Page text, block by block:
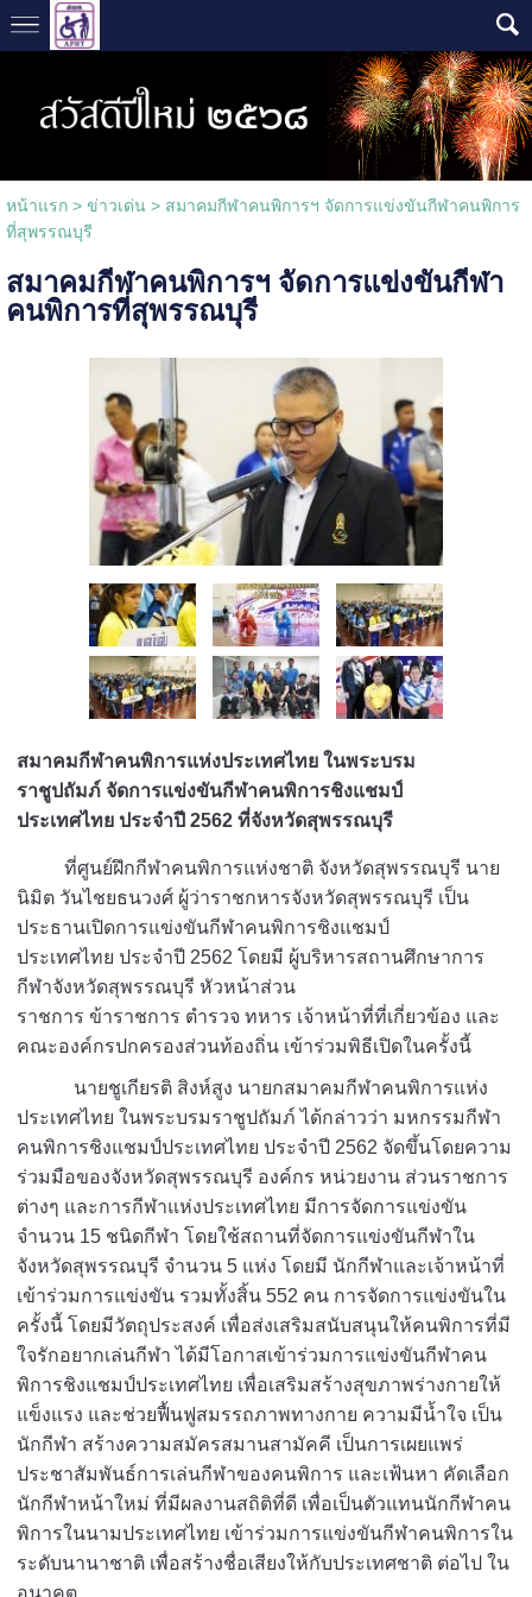
หน้าแรก> ข่าวเด่น > สมาคมกีฬาคนพิการฯ จัดการแข่งขันกีฬาคนพิการ
ที่สุพรรณบุรี
สมาคมกีฬาคนพิการฯ จัดการแข่งขันกีฬา
คนพิการที่สุพรรณบุรี
สมาคมกีฬาคนพิการแห่งประเทศไทย ในพระบรม
ราชูปถัมภ์ จัดการแข่งขันกีฬาคนพิการชิงแชมป์
ประเทศไทย ประจำปี 2562 ที่จังหวัดสุพรรณบุรี
ที่ศูนย์ฝึกกีฬาคนพิการแห่งชาติ จังหวัดสุพรรณบุรี นาย
นิมิต วันไชยธนวงศ์ ผู้ว่าราชกหารจังหวัดสุพรรณบุรี เป็น
ประธานเปิดการแข่งขันกีฬาคนพิการชิงแชมป์
ประเทศไทย ประจำปี 2562 โดยมี ผู้บริหารสถานศึกษาการ
กีฬาจังหวัดสุพรรณบุรี หัวหน้าส่วน
ราชการ ข้าราชการ ตำรวจ ทหาร เจ้าหน้าที่ที่เกี่ยวข้อง และ
คณะองค์กรปกครองส่วนท้องถิ่น เข้าร่วมพิธีเปิดในครั้งนี้
นายชูเกียรติ สิงห์สูง นายกสมาคมกีฬาคนพิการแห่ง
ประเทศไทย ในพระบรมราชูปถัมภ์ ได้กล่าวว่า มหกรรมกีฬา
คนพิการชิงแชมป์ประเทศไทย ประจำปี 2562 จัดขึ้นโดยความ
ร่วมมือของจังหวัดสุพรรณบุรี องค์กร หน่วยงาน ส่วนราชการ
ต่างๆ และการกีฬาแห่งประเทศไทย มีการจัดการแข่งขัน
จำนวน 15 ชนิดกีฬา โดยใช้สถานที่จัดการแข่งขันกีฬาใน
จังหวัดสุพรรณบุรี จำนวน 5 แห่ง โดยมี นักกีฬาและเจ้าหน้าที่
เข้าร่วมการแข่งขัน รวมทั้งสิ้น 552 คน การจัดการแข่งขันใน
ครั้งนี้ โดยมีวัตถุประสงค์ เพื่อส่งเสริมสนับสนุนให้คนพิการที่มี
ใจรักอยากเล่นกีฬา ได้มีโอกาสเข้าร่วมการแข่งขันกีฬาคน
พิการชิงแชมป์ประเทศไทย เพื่อเสริมสร้างสุขภาพร่างกายให้
แข็งแรง และช่วยฟื้นฟูสมรรถภาพทางกาย ความมีน้ำใจ เป็น
นักกีฬา สร้างความสมัครสมานสามัคคี เป็นการเผยแพร่
ประชาสัมพันธ์การเล่นกีฬาของคนพิการ และเฟ้นหา คัดเลือก
นักกีฬาหน้าใหม่ ที่มีผลงานสถิติที่ดี เพื่อเป็นตัวแทนนักกีฬาคน
พิการในนามประเทศไทย เข้าร่วมการแข่งขันกีฬาคนพิการใน
ระดับนานาชาติ เพื่อสร้างชื่อเสียงให้กับประเทศชาติ ต่อไป ใน
อนาคต